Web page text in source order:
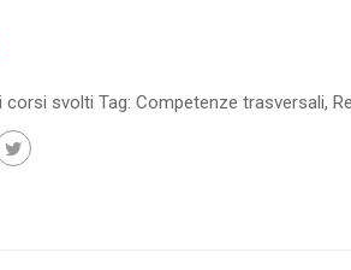
corsi svolti Tag: Competenze trasversali,